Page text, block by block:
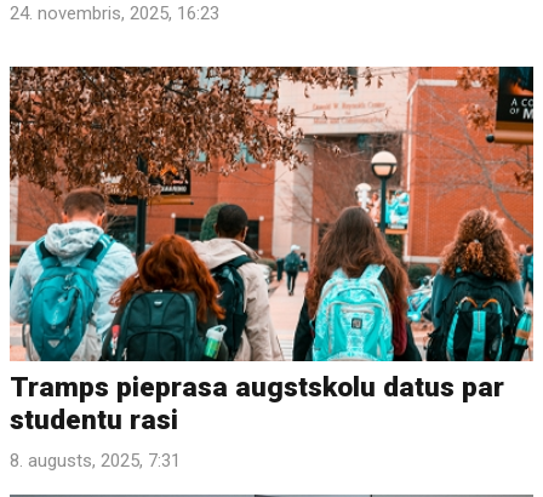
24. novembris, 2025, 16:23
Tramps pieprasa augstskolu datus par
studentu rasi
8. augusts, 2025, 7:31